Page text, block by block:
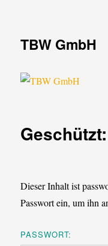
TBW GmbH
Dieser Inhalt ist
Passwort ein, um ihn
PASSWORT: